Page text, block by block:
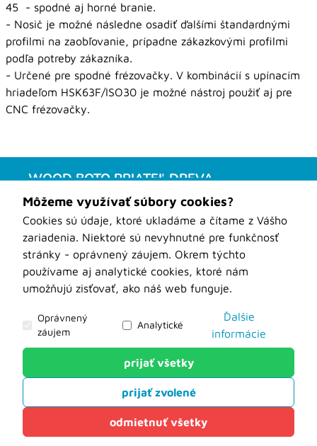
45 - spodné aj horné branie.
- Nosič je možné následne osadiť ďalšími štandardnými
profilmi na zaobľovanie, prípadne zákazkovými profilmi
podľa potreby zákazníka.
- Určené pre spodné frézovačky. V kombinácií s upínacím
hriadeľom HSK63F/ISO30 je možné nástroj použiť aj pre
CNC frézovačky.
WOOD BOTO PRIATEĽ DREVA
Obchodné podmienky
Kontakt
O nás
Aktuality
Prepravné podmienky
Ochrana osobných údajov
Kontaktný formulár na stroje
Odstúpenie od zmluvy
Formuláre pre zákazkové nástroje
WOOD-BOTO Nové Zámky
Powered bynet.biz
Môžeme využívať súbory cookies?
Cookies sú údaje, ktoré ukladáme a čítame z Vášho
zariadenia. Niektoré sú nevyhnutné pre funkčnosť
stránky - oprávnený záujem. Okrem týchto
používame aj analytické cookies, ktoré nám
umožňujú zisťovať, ako náš web funguje.
Oprávnený
záujem
Analytické
Ďalšie
informácie
Analytické
Tieto cookies nám slúžia na zisťovanie anonymných
údajov o návštevnosti nášho webu. Môžu hovoriť o
tom, odkiaľ ste k nám prišli, o vyhľadávaniach na
prijať všetky
prijať zvolené
odmietnuť všetky